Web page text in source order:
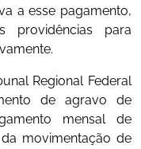
a esse pagamento,
providências para
Regional Federal
de agravo de
mensal de
movimentação de